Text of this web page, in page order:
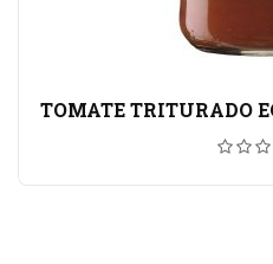
TOMATE TRITURADO